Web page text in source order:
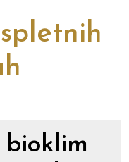
bioklim